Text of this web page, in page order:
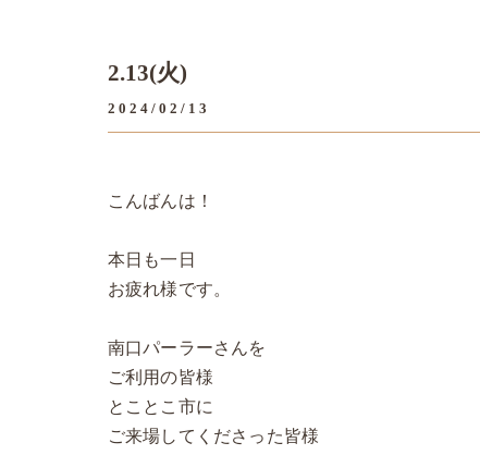
2.13(火)
2024/02/13
こんばんは！
本日も一日
お疲れ様です。
南口パーラーさんを
ご利用の皆様
とことこ市に
ご来場してくださった皆様